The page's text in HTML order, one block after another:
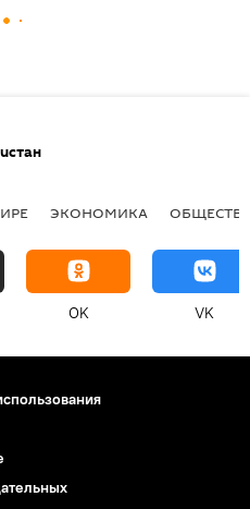
ЭКОНОМИКА
OK VK